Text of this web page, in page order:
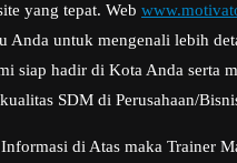
yang tepat. Web
Anda untuk mengenali lebih
siap hadir di Kota Anda serta
SDM di Perusahaan/
Informasi di Atas maka Trainer